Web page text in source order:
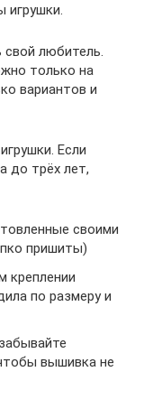
игрушки.
любитель.
только на
вариантов и
Если
до трёх лет,
своими
пришиты)
креплении
по размеру и
вышивка не